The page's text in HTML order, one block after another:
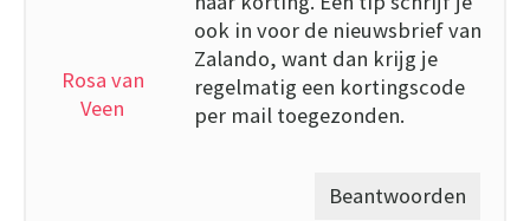
Rosa van
Veen
ook in voor de nieuwsbrief van
Zalando, want dan krijg je
regelmatig een kortingscode
per mail toegezonden.
Beantwoorden